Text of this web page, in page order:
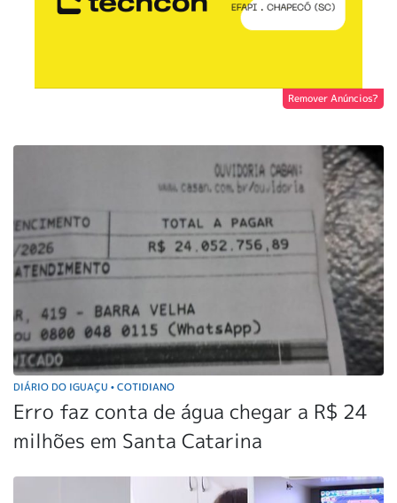
Remover Anúncios?
DIÁRIO DO IGUAÇU • COTIDIANO
Erro faz conta de água chegar a R$ 24
milhões em Santa Catarina